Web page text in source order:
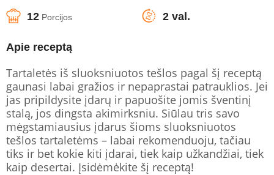
12 Porcijos 2 val.
Apie receptą
Tartaletės iš sluoksniuotos tešlos pagal šį receptą
gaunasi labai gražios ir nepaprastai patrauklios. Jei
jas pripildysite įdarų ir papuošite jomis šventinį
stalą, jos dingsta akimirksniu. Siūlau tris savo
mėgstamiausius įdarus šioms sluoksniuotos
tešlos tartaletėms – labai rekomenduoju, tačiau
tiks ir bet kokie kiti įdarai, tiek kaip užkandžiai, tiek
kaip desertai. Įsidėmėkite šį receptą!